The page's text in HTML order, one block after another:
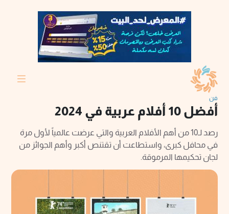
فن
أفضل 10 أفلام عربية في 2024
رصد لـ10 من أهم الأفلام العربية والتي عرضت عالمياً لأول مرة
في محافل كبرى، واستطاعت أن تقتنص أكبر وأهم الجوائز من
لجان تحكيمها المرموقة.